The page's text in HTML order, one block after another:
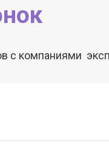
с компаниями